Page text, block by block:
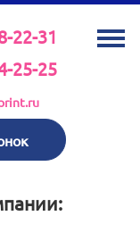
22-31
25-25